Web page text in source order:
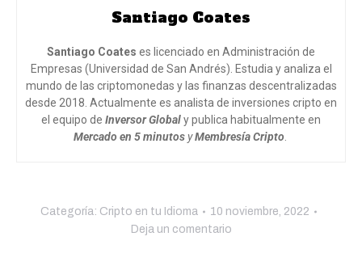
Santiago Coates
Santiago Coates es licenciado en Administración de
Empresas (Universidad de San Andrés). Estudia y analiza el
mundo de las criptomonedas y las finanzas descentralizadas
desde 2018. Actualmente es analista de inversiones cripto en
el equipo de Inversor Globaly publica habitualmente en
Mercado en 5 minutosyMembresía Cripto
Categoría: Cripto en tu Idioma
10 noviembre, 2022
Deja un comentario